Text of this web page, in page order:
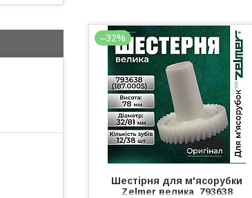
–32%
Шестірня для м'ясорубки
Zelmer велика 793638